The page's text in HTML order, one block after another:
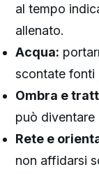
al tempo
allenato.
Acqua:
scontate fonti
Ombra e
può diventare
Rete e
non affidarsi